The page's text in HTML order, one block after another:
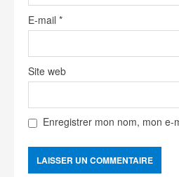
E-mail *
Site web
Enregistrer mon nom, mon